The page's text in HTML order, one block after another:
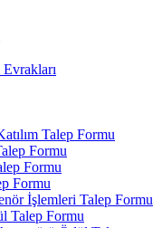
Talep Formu
Formu
Formu
Formu
İşlemleri Talep Formu
Talep Formu